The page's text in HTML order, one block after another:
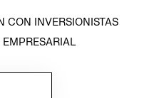
CON INVERSIONISTAS